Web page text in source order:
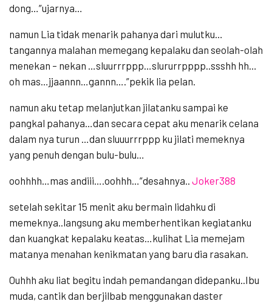
dong…”ujarnya…
namun Lia tidak menarik pahanya dari mulutku…
tangannya malahan memegang kepalaku dan seolah-olah
menekan – nekan …sluurrrppp…slururrpppp..ssshh hh…
oh mas…jjaannn…gannn….”pekik lia pelan.
namun aku tetap melanjutkan jilatanku sampai ke
pangkal pahanya…dan secara cepat aku menarik celana
dalam nya turun …dan sluuurrrppp ku jilati memeknya
yang penuh dengan bulu-bulu…
oohhhh…mas andiii….oohhh…”desahnya.. Joker388
setelah sekitar 15 menit aku bermain lidahku di
memeknya..langsung aku memberhentikan kegiatanku
dan kuangkat kepalaku keatas…kulihat Lia memejam
matanya menahan kenikmatan yang baru dia rasakan.
Ouhhh aku liat begitu indah pemandangan didepanku..Ibu
muda, cantik dan berjilbab menggunakan daster